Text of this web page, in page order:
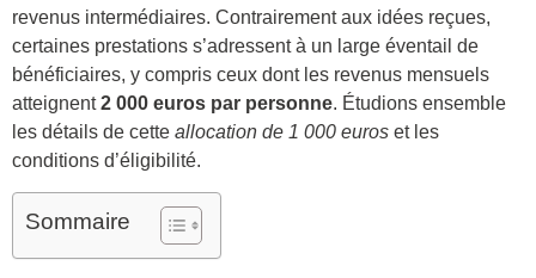
revenus intermédiaires. Contrairement aux idées reçues,
certaines prestations s’adressent à un large éventail de
bénéficiaires, y compris ceux dont les revenus mensuels
atteignent2 000 euros par personne. Étudions ensemble
les détails de cette allocation de 1 000 euros et les
conditions d’éligibilité.
Sommaire